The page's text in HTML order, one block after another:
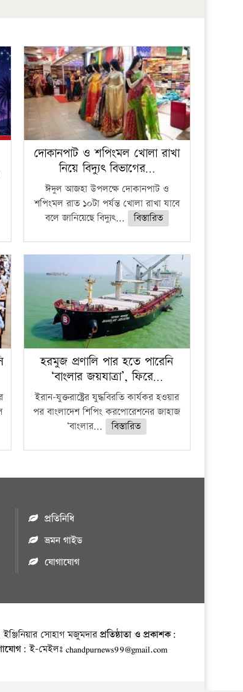
দোকানপাট ও শপিংমল খোলা রাখা
নিয়ে বিদ্যুৎ বিভাগের…
ঈদুল আজহা উপলক্ষে দোকানপাট ও
শপিংমল রাত ১০টা পর্যন্ত খোলা রাখা যাবে
বলে জানিয়েছে বিদ্যুৎ...
বিস্তারিত
হরমুজ প্রণালি পার হতে পারেনি
‘বাংলার জয়যাত্রা’, ফিরে…
ইরান-যুক্তরাষ্ট্রের যুদ্ধবিরতি কার্যকর হওয়ার
পর বাংলাদেশ শিপিং করপোরেশনের জাহাজ
‘বাংলার...
বিস্তারিত
প্রতিনিধি
ভ্রমন গাইড
যোগাযোগ
সোহাগ মজুমদারপ্রতিষ্ঠাতা ও প্রকাশক:
ই-মেইলঃ chandpurnews99@gmail.com